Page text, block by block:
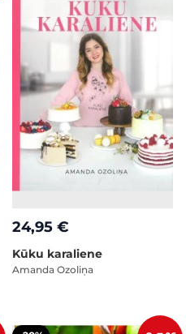
24,95 €
Kūku karaliene
Amanda Ozoliņa